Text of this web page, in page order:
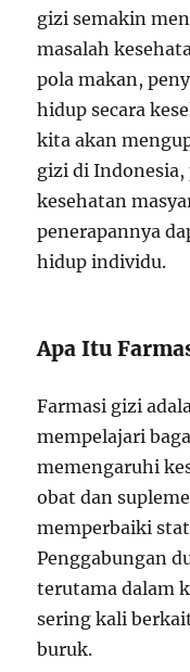
gizi semakin
masalah
pola makan,
hidup secara
kita akan
gizi di
kesehatan
penerapannya
hidup individu.
Apa Itu
Farmasi gizi
mempelajari
memengaruhi
obat dan
memperbaiki
Penggabungan
terutama dalam
sering kali
buruk.